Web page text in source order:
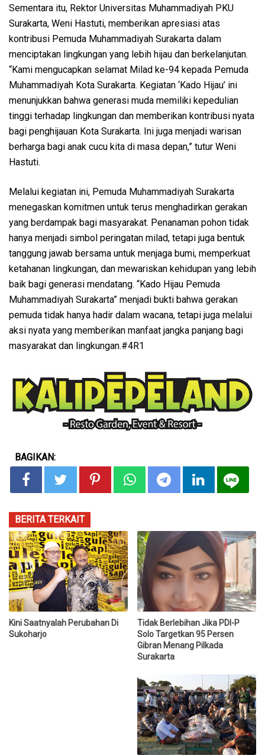
Sementara itu, Rektor Universitas Muhammadiyah PKU
Surakarta, Weni Hastuti, memberikan apresiasi atas
kontribusi Pemuda Muhammadiyah Surakarta dalam
menciptakan lingkungan yang lebih hijau dan berkelanjutan.
“Kami mengucapkan selamat Milad ke-94 kepada Pemuda
Muhammadiyah Kota Surakarta. Kegiatan ‘Kado Hijau’ ini
menunjukkan bahwa generasi muda memiliki kepedulian
tinggi terhadap lingkungan dan memberikan kontribusi nyata
bagi penghijauan Kota Surakarta. Ini juga menjadi warisan
berharga bagi anak cucu kita di masa depan,” tutur Weni
Hastuti.
Melalui kegiatan ini, Pemuda Muhammadiyah Surakarta
menegaskan komitmen untuk terus menghadirkan gerakan
yang berdampak bagi masyarakat. Penanaman pohon tidak
hanya menjadi simbol peringatan milad, tetapi juga bentuk
tanggung jawab bersama untuk menjaga bumi, memperkuat
ketahanan lingkungan, dan mewariskan kehidupan yang lebih
baik bagi generasi mendatang. “Kado Hijau Pemuda
Muhammadiyah Surakarta” menjadi bukti bahwa gerakan
pemuda tidak hanya hadir dalam wacana, tetapi juga melalui
aksi nyata yang memberikan manfaat jangka panjang bagi
masyarakat dan lingkungan.#4R1
BAGIKAN:
BERITA TERKAIT
Kini Saatnyalah Perubahan Di
Sukoharjo
Tidak Berlebihan Jika PDI-P
Solo Targetkan 95 Persen
Gibran Menang Pilkada
Surakarta